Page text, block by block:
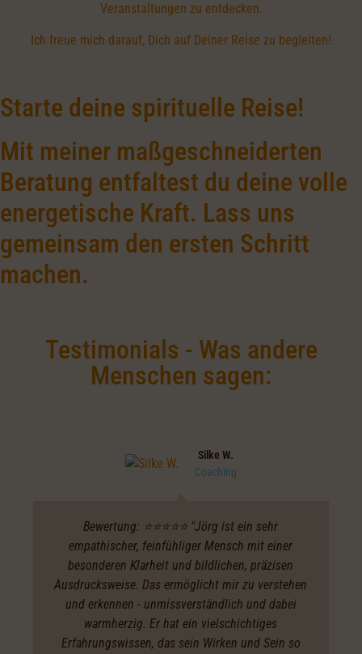
Veranstaltungen zu entdecken.
Ich freue mich darauf, Dich auf Deiner Reise zu begleiten!
Starte deine spirituelle Reise!
Mit meiner maßgeschneiderten
Beratung entfaltest du deine volle
energetische Kraft. Lass uns
gemeinsam den ersten Schritt
machen.
Testimonials - Was andere
Menschen sagen:
Bewertung: ⭐️⭐️⭐️⭐️⭐️ "Jörg ist ein sehr
empathischer, feinfühliger Mensch mit einer
besonderen Klarheit und bildlichen, präzisen
Ausdrucksweise. Das ermöglicht mir zu verstehen
und erkennen - unmissverständlich und dabei
warmherzig. Er hat ein vielschichtiges
Erfahrungswissen, das sein Wirken und Sein so
Silke W.
Coaching